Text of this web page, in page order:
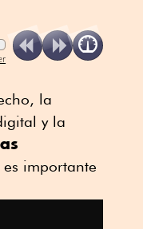
la
y la
importante